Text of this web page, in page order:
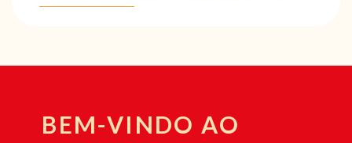
BEM-VINDO AO